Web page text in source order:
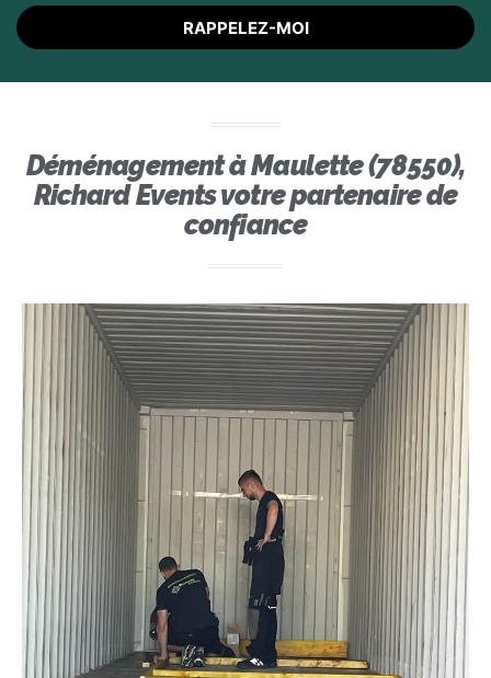
RAPPELEZ-MOI
Déménagement à Maulette (78550),
Richard Events votre partenaire de
confiance